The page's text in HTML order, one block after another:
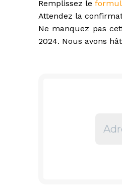
Remplissez le
Attendez la
Ne manquez pas
2024. Nous avons